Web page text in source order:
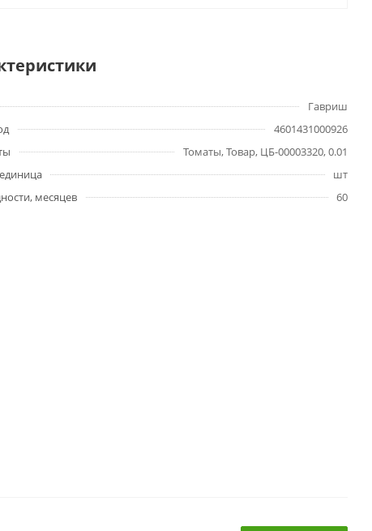
Гавриш
4601431000926
Томаты, Товар, ЦБ-00003320, 0.01
шт
месяцев
60